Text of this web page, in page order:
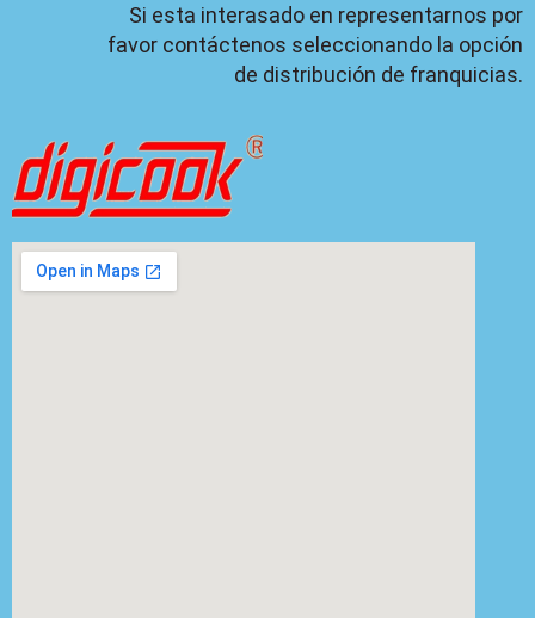
Si esta interasado en representarnos por
favor contáctenos seleccionando la opción
de distribución de franquicias.